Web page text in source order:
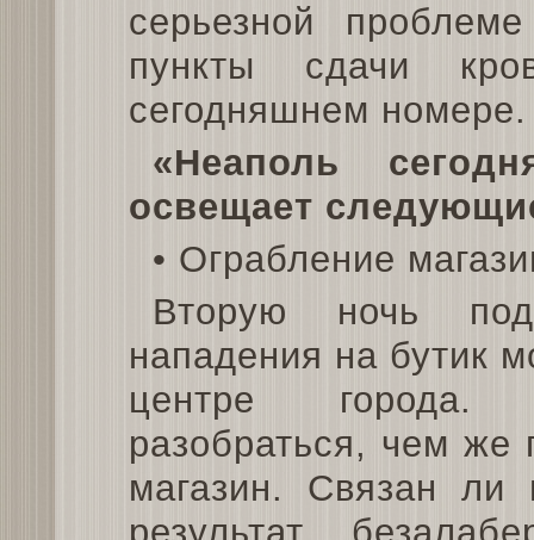
серьезной
пункты сдачи
сегодняшнем номере.
«Неаполь
освещает
• Ограбление
Вторую ночь
нападения на бутик
центре города.
разобраться, чем же
магазин. Связан